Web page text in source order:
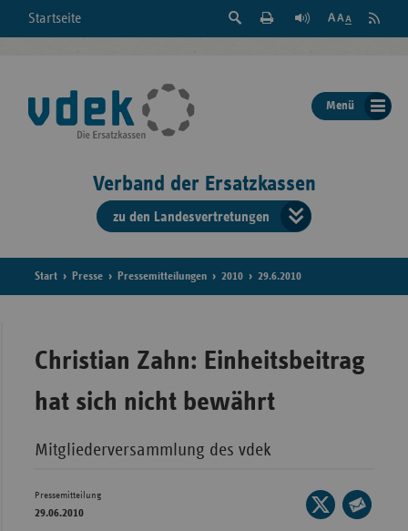
Startseite
Suche
der
Seite
Feed
Menü
Verband der Ersatzkassen
zu den Landesvertretungen
der
Berlin/
Start Presse Pressemitteilungen 2010 29.6.2010
Christian Zahn: Einheitsbeitrag
hat sich nicht bewährt
Mitgliederversammlung des vdek
Pressemitteilung
29.06.2010
Seite
auf